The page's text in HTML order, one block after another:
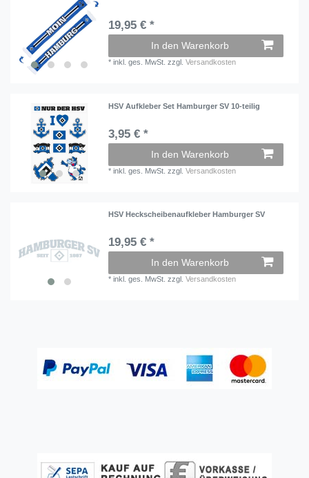
19,95 € *
In den Warenkorb
*inkl. ges. MwSt. zzgl.Versandkosten
HSV Aufkleber Set Hamburger SV 10-teilig
3,95 € *
In den Warenkorb
*inkl. ges. MwSt. zzgl.Versandkosten
HSV Heckscheibenaufkleber Hamburger SV
19,95 € *
In den Warenkorb
*inkl. ges. MwSt. zzgl.Versandkosten